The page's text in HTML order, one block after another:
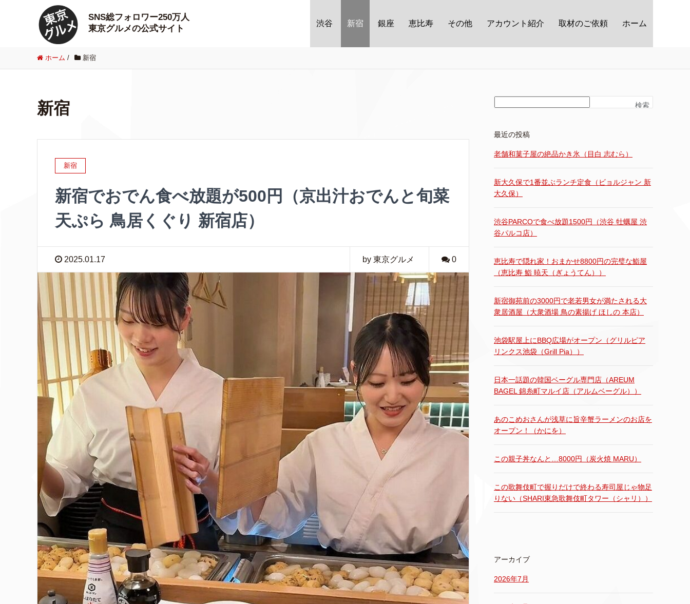
SNS総フォロワー250万人
東京グルメの公式サイト
渋谷 新宿 銀座 恵比寿 その他 アカウント紹介 取材のご依頼 ホーム
ホーム / 新宿
新宿
新宿
新宿でおでん食べ放題が500円（京出汁おでんと旬菜
天ぷら 鳥居くぐり 新宿店）
2025.01.17 by 東京グルメ 0
検索
最近の投稿
老舗和菓子屋の絶品かき氷（目白 志むら）
新大久保で1番並ぶランチ定食（ビョルジャン 新
大久保）
渋谷PARCOで食べ放題1500円（渋谷 牡蠣屋 渋
谷パルコ店）
恵比寿で隠れ家！おまかせ8800円の完璧な鮨屋
（恵比寿 鮨 暁天（ぎょうてん））
新宿御苑前の3000円で老若男女が満たされる大
衆居酒屋（大衆酒場 鳥の素揚げ ほしの 本店）
池袋駅屋上にBBQ広場がオープン（グリルピア
リンクス池袋（Grill Pia））
日本一話題の韓国ベーグル専門店（AREUM
BAGEL 錦糸町マルイ店（アルムベーグル））
あのこめおさんが浅草に旨辛蟹ラーメンのお店を
オープン！（かにを）
この親子丼なんと…8000円（炭火焼 MARU）
この歌舞伎町で握りだけで終わる寿司屋じゃ物足
りない（SHARI東急歌舞伎町タワー（シャリ））
アーカイブ
2026年7月